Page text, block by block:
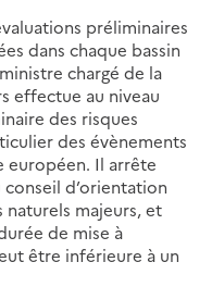
préliminaires
dans chaque bassin
chargé de la
effectue au niveau
des risques
des évènements
européen. Il arrête
d’orientation
majeurs, et
de mise à
être inférieure à un